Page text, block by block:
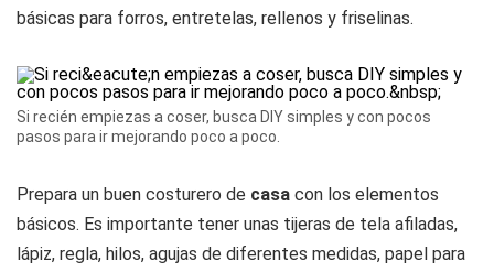
básicas para forros, entretelas, rellenos y friselinas.
Si recién empiezas a coser, busca DIY simples y con pocos
pasos para ir mejorando poco a poco.
Prepara un buen costurero de casa con los elementos
básicos. Es importante tener unas tijeras de tela afiladas,
lápiz, regla, hilos, agujas de diferentes medidas, papel para